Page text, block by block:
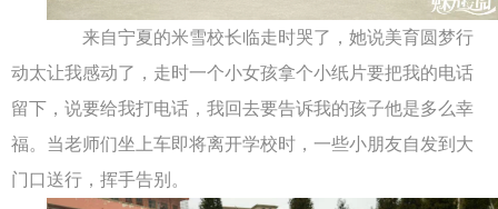
来自宁夏的米雪校长临走时哭了，她说美育圆梦行
动太让我感动了，走时一个小女孩拿个小纸片要把我的电话
留下，说要给我打电话，我回去要告诉我的孩子他是多么幸
福。当老师们坐上车即将离开学校时，一些小朋友自发到大
门口送行，挥手告别。